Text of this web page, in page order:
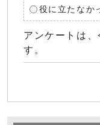
役に立たなか
アンケートは
す。